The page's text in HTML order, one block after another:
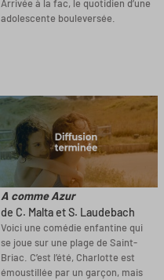
Arrivée à la fac, le quotidien d’une
adolescente bouleversée.
A comme Azur
de C. Malta et S. Laudebach
Voici une comédie enfantine qui
se joue sur une plage de Saint-
Briac. C’est l’été, Charlotte est
émoustillée par un garçon, mais